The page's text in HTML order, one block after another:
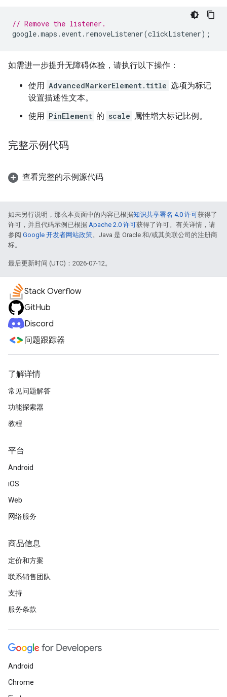
// Remove the listener.
google.maps . event. removeListener(clickListener);
如需进一步提升无障碍体验，请执行以下操作：
使用 AdvancedMarkerElement.title 选项为标记
设置描述性文本。
使用 PinElement 的 scale 属性增大标记比例。
完整示例代码
查看完整的示例源代码
如未另行说明，那么本页面中的内容已根据知识共享署名 4.0 许可获得了
许可，并且代码示例已根据 Apache 2.0 许可获得了许可。有关详情，请
参阅 Google 开发者网站政策。Java 是 Oracle 和/或其关联公司的注册商
标。
最后更新时间 (UTC)：2026-07-12。
Stack Overflow
GitHub
Discord
问题跟踪器
了解详情
常见问题解答
功能探索器
教程
平台
Android
iOS
Web
网络服务
商品信息
定价和方案
联系销售团队
支持
服务条款
Android
Chrome